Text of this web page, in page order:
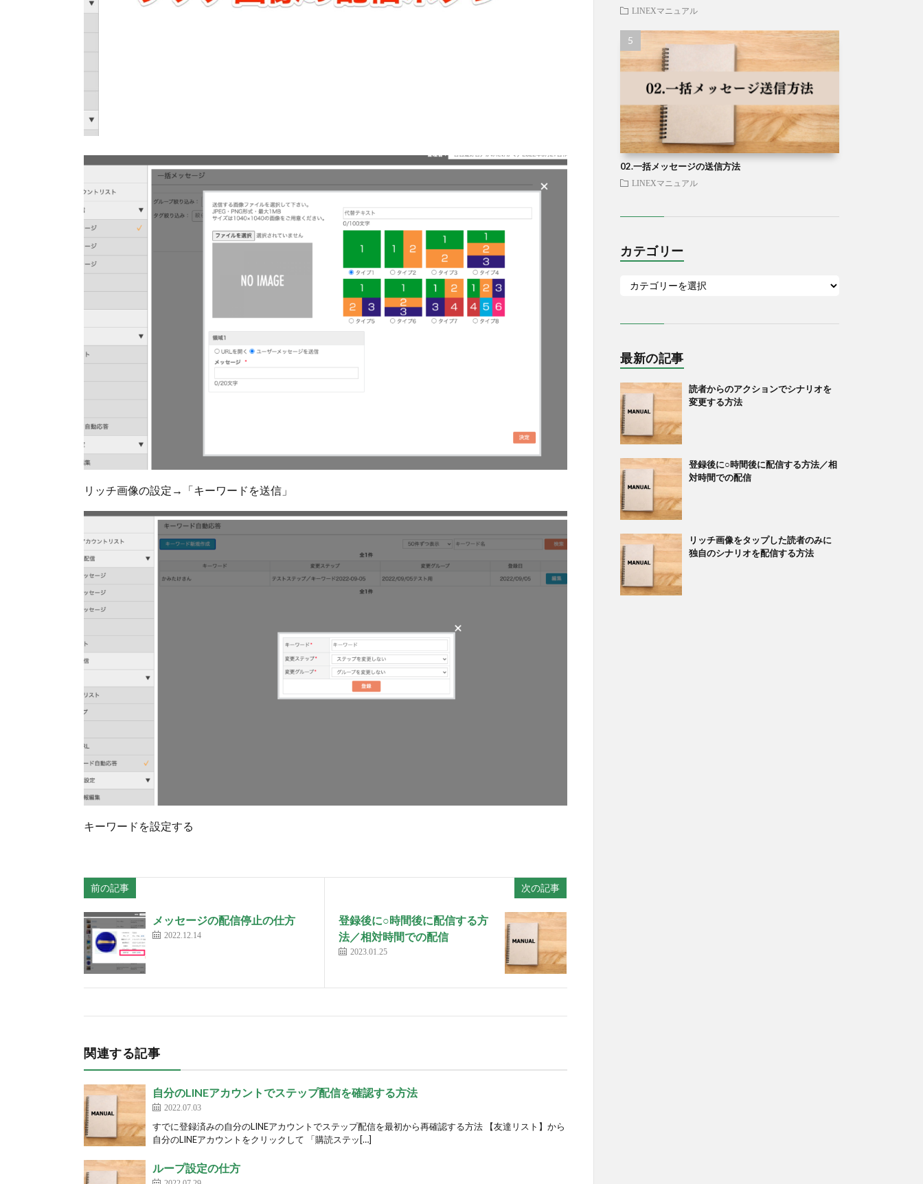
リッチ画像の設定→「キーワードを送信」
キーワードを設定する
前の記事
メッセージの配信停止の仕方
2022.12.14
次の記事
登録後に○時間後に配信する方
法／相対時間での配信
2023.01.25
関連する記事
自分のLINEアカウントでステップ配信を確認する方法
2022.07.03
すでに登録済みの自分のLINEアカウントでステップ配信を最初から再確認する方法 【友達リスト】から
自分のLINEアカウントをクリックして 「購読ステッ[…]
ループ設定の仕方
LINEXマニュアル
02.一括メッセージの送信方法
LINEXマニュアル
カテゴリー
最新の記事
読者からのアクションでシナリオを
変更する方法
登録後に○時間後に配信する方法／相
対時間での配信
リッチ画像をタップした読者のみに
独自のシナリオを配信する方法